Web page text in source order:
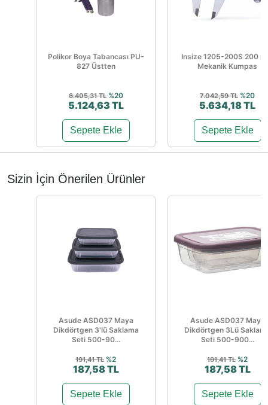
Polikor Boya Tabancası PU-
827 Üstten
6.405,31 TL %20
5.124,63 TL
Sepete Ekle
Insize 1205-200S 200
Mekanik Kumpas
7.042,59 TL %20
5.634,18 TL
Sepete Ekle
Sizin İçin Önerilen Ürünler
Asude ASD037 Maya
Dikdörtgen 3'lü Saklama
Seti 500-90...
191,41 TL %2
187,58 TL
Sepete Ekle
Asude ASD037 Maya
Dikdörtgen 3Lü
Seti 500-900...
191,41 TL %2
187,58 TL
Sepete Ekle